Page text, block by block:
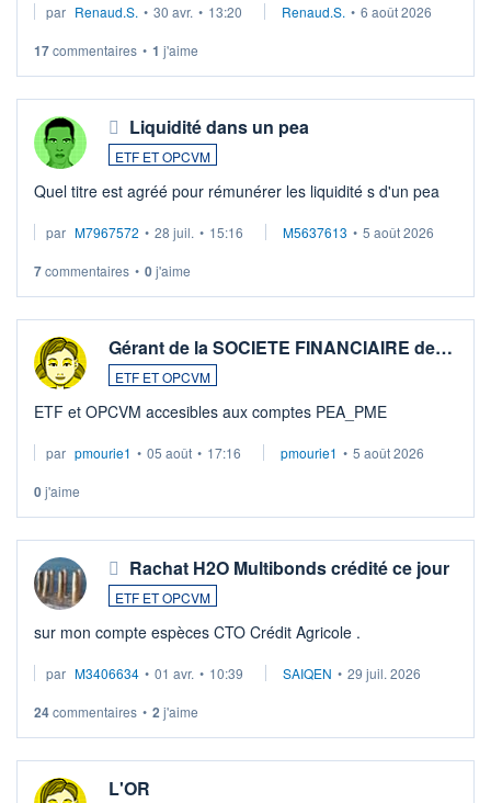
Investissement long terme tip top pour sa retraite.
par Renaud.S. • 30 avr. • 13:20 Renaud.S. • 6 août 2026
17commentaires • 1 j'aime
Liquidité dans un pea
ETF ET OPCVM
Quel titre est agréé pour rémunérer les liquidité s d'un pea
par M7967572 • 28 juil. • 15:16 M5637613 • 5 août 2026
7commentaires • 0j'aime
Gérant de la SOCIETE FINANCIAIRE de…
ETF ET OPCVM
ETF et OPCVM accesibles aux comptes PEA_PME
par pmourie1 • 05 août • 17:16 pmourie1 • 5 août 2026
0j'aime
Rachat H2O Multibonds crédité ce jour
ETF ET OPCVM
sur mon compte espèces CTO Crédit Agricole .
par M3406634 • 01 avr. • 10:39 SAIQEN • 29 juil. 2026
24commentaires • 2 j'aime
L'OR